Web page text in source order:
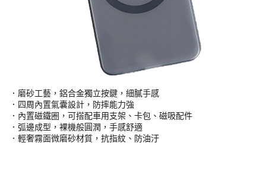
．磨砂工藝，鋁合金獨立按鍵，細膩手感
．四周內置氣囊設計，防摔能力強
．內置磁鐵圈，可搭配車用支架、卡包、磁吸配件
．弧邊成型，裸機般圓潤，手感舒適
．輕奢霧面微磨砂材質，抗指紋、防油汙